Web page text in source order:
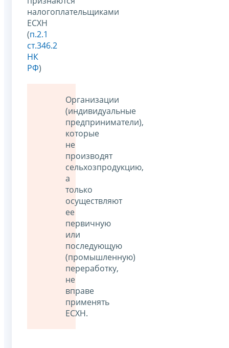
налогоплательщиками
ЕСХН
(п.2.1
ст.346.2
НК
РФ)
Организации
(индивидуальные
предприниматели),
которые
не
производят
сельхозпродукцию,
а
только
осуществляют
ее
первичную
или
последующую
(промышленную)
переработку,
не
вправе
применять
ЕСХН.